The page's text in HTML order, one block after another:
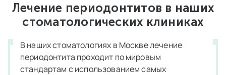
Лечение периодонтитов в наших
стоматологических клиниках
В наших стоматологиях в Москве лечение
периодонтита проходит по мировым
стандартам с использованием самых